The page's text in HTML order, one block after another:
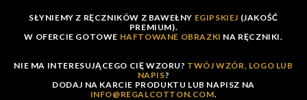
content
SŁYNIEMY Z RĘCZNIKÓW Z BAWEŁNY EGIPSKIEJ (JAKOŚĆ
PREMIUM).
W OFERCIE GOTOWE HAFTOWANE OBRAZKI NA RĘCZNIKI.
NIE MA INTERESUJĄCEGO CIĘ WZORU? TWÓJ WZÓR, LOGO LUB
NAPIS?
DODAJ NA KARCIE PRODUKTU LUB NAPISZ NA
INFO@REGALCOTTON.COM.